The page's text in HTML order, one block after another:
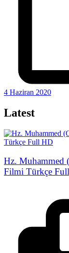
4 Haziran 2020
Latest
Hz. Muhammed
Filmi Türkçe